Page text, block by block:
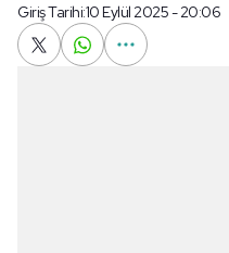
Giriş Tarihi:10 Eylül 2025 - 20:06